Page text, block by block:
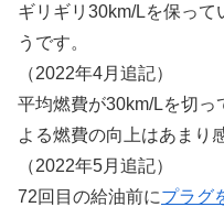
ギリギリ30km/Lを保っ
うです。
（2022年4月追記）
平均燃費が30km/Lを切っ
よる燃費の向上はあまり
（2022年5月追記）
72回目の給油前にプラグ